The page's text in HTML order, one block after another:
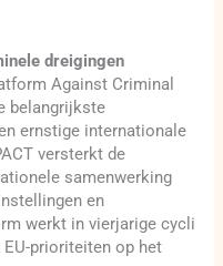
dreigingen
Against Criminal
belangrijkste
ernstige internationale
versterkt de
samenwerking
en
werkt in vierjarige cycli
prioriteiten op het